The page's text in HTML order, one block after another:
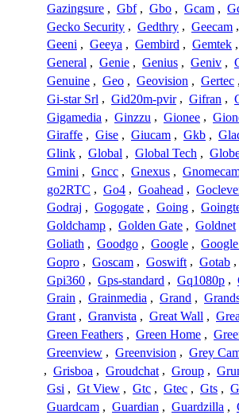
Gazingsure , Gbf , Gbo , Gcam ,
Gecko Security , Gedthry , Geecam ,
Geeni , Geeya , Gembird , Gemtek ,
General , Genie , Genius , Geniv ,
Genuine , Geo , Geovision , Gertec ,
Gi-star Srl , Gid20m-pvir , Gifran ,
Gigamedia , Ginzzu , Gionee ,
Giraffe , Gise , Giucam , Gkb ,
Glink , Global , Global Tech ,
Gmini , Gncc , Gnexus ,
go2RTC , Go4 , Goahead ,
Godraj , Gogogate , Going ,
Goldchamp , Golden Gate , Goldnet
Goliath , Goodgo , Google ,
Gopro , Goscam , Goswift , Gotab ,
Gpi360 , Gps-standard , Gq1080p ,
Grain , Grainmedia , Grand ,
Grant , Granvista , Great Wall ,
Green Feathers , Green Home ,
Greenview , Greenvision , Grey
, Grisboa , Groudchat , Group ,
Gsi , Gt View , Gtc , Gtec , Gts ,
Guardcam , Guardian , Guardzilla ,